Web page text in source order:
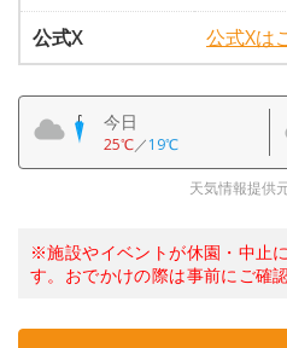
公式X
公式Xは
今日
25℃／19℃
天気情報提供
※施設やイベントが休園・中止
す。おでかけの際は事前にご確